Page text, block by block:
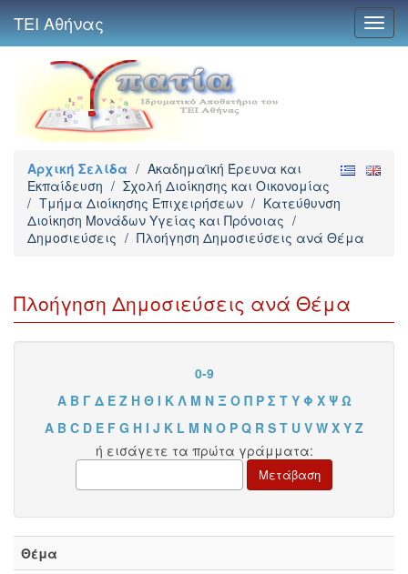
ΤΕΙ Αθήνας
Αρχική Σελίδα / Ακαδημαϊκή Έρευνα και
Εκπαίδευση / Σχολή Διοίκησης και Οικονομίας
/ Τμήμα Διοίκησης Επιχειρήσεων / Κατεύθυνση
Διοίκηση Μονάδων Υγείας και Πρόνοιας /
Δημοσιεύσεις / Πλοήγηση Δημοσιεύσεις ανά Θέμα
Πλοήγηση Δημοσιεύσεις ανά Θέμα
0-9
Α Β Γ Δ Ε Ζ Η Θ Ι Κ Λ Μ Ν Ξ Ο Π Ρ Σ Τ Υ Φ Χ Ψ Ω
A B C D E F G H I J K L M N O P Q R S T U V W X Y Z
ή εισάγετε τα πρώτα γράμματα:
Θέμα